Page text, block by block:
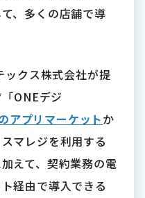
、多くの店舗で導
ックス株式会社が提
ONEデジ
アプリマーケットか
マレジを利用する
えて、契約業務の電
経由で導入できる